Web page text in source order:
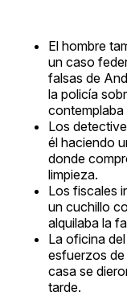
El hombre
un caso
falsas de
la policía
contemplaba
Los
él haciendo
donde
limpieza.
Los fiscales
un cuchillo
alquilaba la
La oficina
esfuerzos
casa se
tarde.